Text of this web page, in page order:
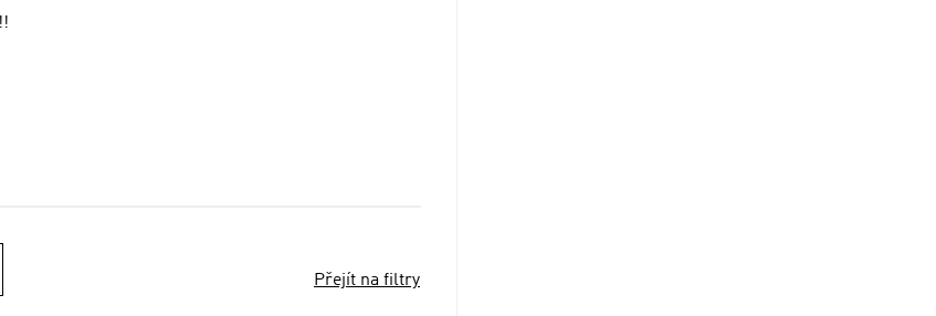
Přejít na filtry